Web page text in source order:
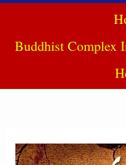
Buddhist Complex